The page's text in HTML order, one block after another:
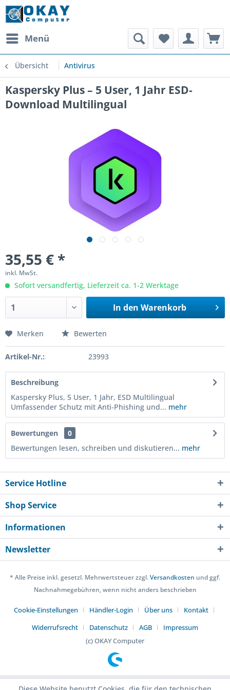
Menü
Übersicht Antivirus
Kaspersky Plus – 5 User, 1 Jahr ESD-
Download Multilingual
35,55 € *
inkl. MwSt.
Sofort versandfertig, Lieferzeit ca. 1-2 Werktage
In den Warenkorb
Merken Bewerten
Artikel-Nr.: 23993
Beschreibung
Kaspersky Plus, 5 User, 1 Jahr, ESD Multilingual
Umfassender Schutz mit Anti-Phishing und... mehr
Bewertungen
0
Bewertungen lesen, schreiben und diskutieren... mehr
Service Hotline
Shop Service
Informationen
Newsletter
* Alle Preise inkl. gesetzl. Mehrwertsteuer zzgl.Versandkosten und ggf.
Nachnahmegebühren, wenn nicht anders beschrieben
Cookie-Einstellungen Händler-Login Über uns
Kontakt
Widerrufsrecht
Datenschutz AGB
Impressum
(c) OKAY Computer